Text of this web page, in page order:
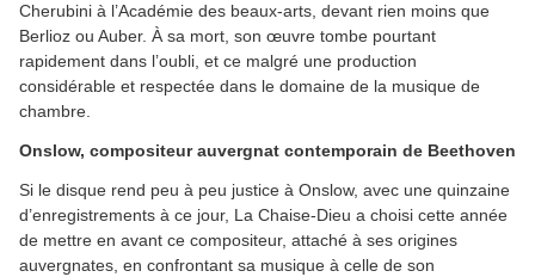
Cherubini à l’Académie des beaux-arts, devant rien moins que
Berlioz ou Auber. À sa mort, son œuvre tombe pourtant
rapidement dans l’oubli, et ce malgré une production
considérable et respectée dans le domaine de la musique de
chambre.
Onslow, compositeur auvergnat contemporain de Beethoven
Si le disque rend peu à peu justice à Onslow, avec une quinzaine
d’enregistrements à ce jour, La Chaise-Dieu a choisi cette année
de mettre en avant ce compositeur, attaché à ses origines
auvergnates, en confrontant sa musique à celle de son